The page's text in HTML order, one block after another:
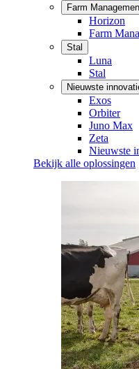
Farm
Horizon
Farm
Stal
Luna
Stal
Nieuwste
Exos
Orbiter
Juno Max
Zeta
Nieuwste
Bekijk alle oplossingen